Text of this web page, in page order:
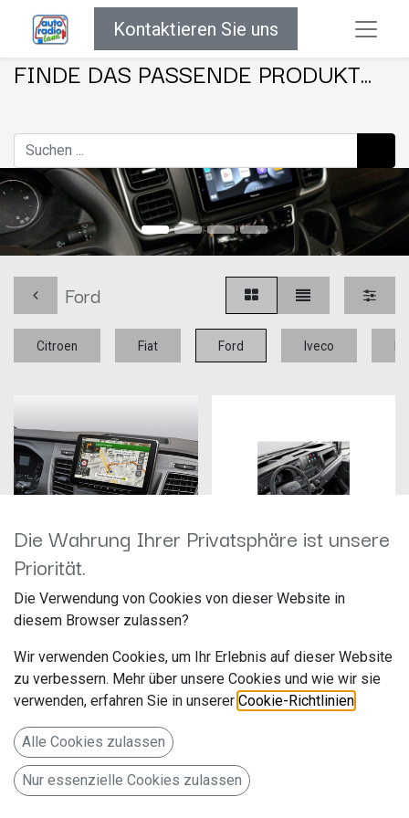
Kontaktieren Sie uns
FINDE DAS PASSENDE PRODUKT...
Ford
Citroen Fiat Ford Iveco
Alpine INE-F904TRA
Hersteller: Alpine
Artikelnummer: INE-F904TRA
Ohmstr. 4
85716 Unterschleißheim
Deutschland www.alpine.de
Navigationssystem mit 9-Zoll
Touchscreen für Ford Transit
Custom mit 1-DIN-
Einbaugehäuse, DAB+, Apple
CarPlay und Android Auto
Unterstützung und mehr
1.279,00
Pioneer SPH-EVO950DAB-C-T
Pioneer Electronics
Deutschland
Hanns-Martin-Schleyer-Str. 35
Willich NW 47877 www.pioneer-
Pioneer SPH-EVO950DAB-C-T
9 "DAB-Moniceiver für Ford
Transit ab Bj. 2018
949,00
Die Wahrung Ihrer Privatsphäre ist unsere
Priorität.
Die Verwendung von Cookies von dieser Website in
diesem Browser zulassen?
Wir verwenden Cookies, um Ihr Erlebnis auf dieser Website
zu verbessern. Mehr über unsere Cookies und wie wir sie
verwenden, erfahren Sie in unserer Cookie-Richtlinien
Alle Cookies zulassen
Nur essenzielle Cookies zulassen